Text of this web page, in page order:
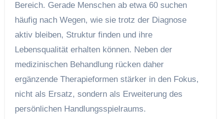
Bereich. Gerade Menschen ab etwa 60 suchen
häufig nach Wegen, wie sie trotz der Diagnose
aktiv bleiben, Struktur finden und ihre
Lebensqualität erhalten können. Neben der
medizinischen Behandlung rücken daher
ergänzende Therapieformen stärker in den Fokus,
nicht als Ersatz, sondern als Erweiterung des
persönlichen Handlungsspielraums.